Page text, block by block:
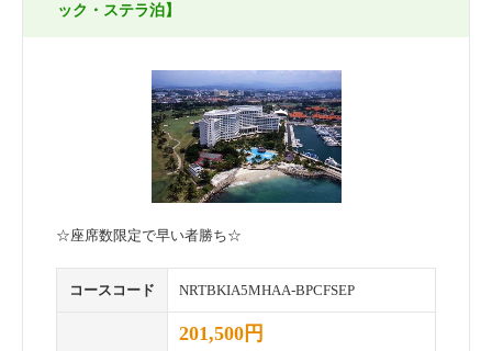
ック・ステラ泊】
☆座席数限定で早い者勝ち☆
コースコード NRTBKIA5MHAA-BPCFSEP
201,500円